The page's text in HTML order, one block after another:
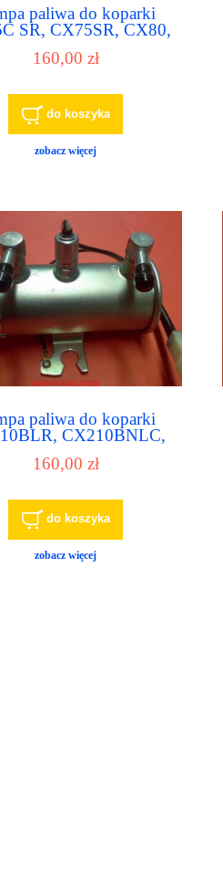
paliwa do koparki
SR, CX75SR, CX80,
160,00 zł
do koszyka
zobacz więcej
paliwa do koparki
CX210BNLC,
160,00 zł
do koszyka
zobacz więcej